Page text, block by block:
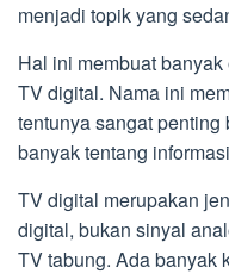
menjadi topik yang
Hal ini membuat
TV digital. Nama ini
tentunya sangat
banyak tentang
TV digital merupakan
digital, bukan sinyal
TV tabung. Ada banyak